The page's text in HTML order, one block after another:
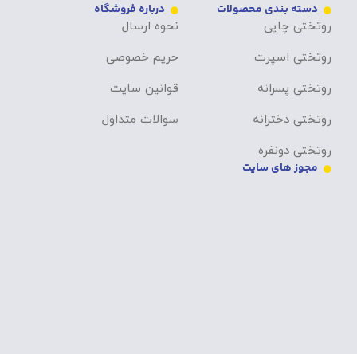
دسته بندی محصولات
روتختی چاپی
روتختی اسپرت
روتختی پسرانه
روتختی دخترانه
روتختی دونفره
درباره فروشگاه
نحوه ارسال
حریم خصوصی
قوانین سایت
سوالات متداول
مجوز های سایت